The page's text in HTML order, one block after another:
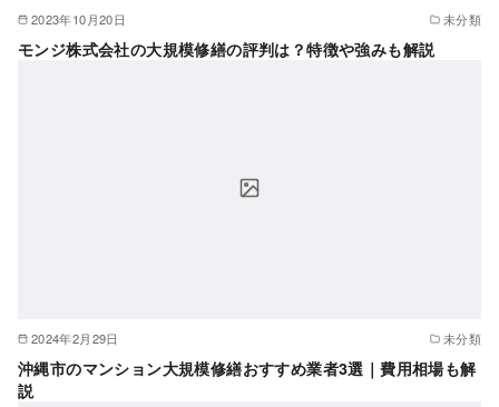
2023年10月20日 未分類
モンジ株式会社の大規模修繕の評判は？特徴や強みも解説
2024年2月29日 未分類
沖縄市のマンション大規模修繕おすすめ業者3選｜費用相場も解
説